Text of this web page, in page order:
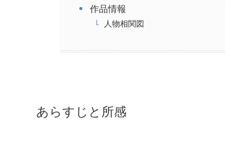
作品情報
人物相関図
あらすじと所感